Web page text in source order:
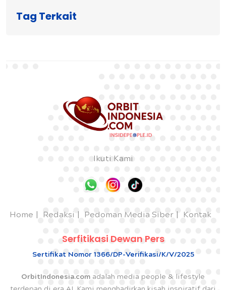
Tag Terkait
Ikuti Kami
Home Redaksi Pedoman Media Siber Kontak
Serfitikasi Dewan Pers
Sertifikat Nomor 1366/DP-Verifikasi/K/V/2025
OrbitIndonesia.com adalah media people & lifestyle